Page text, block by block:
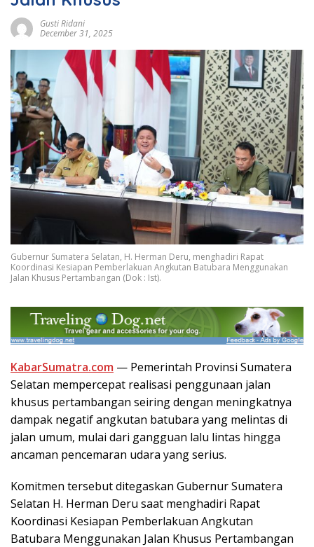
Gusti Ridani
December 31, 2025
Gubernur Sumatera Selatan, H. Herman Deru, menghadiri Rapat
Koordinasi Kesiapan Pemberlakuan Angkutan Batubara Menggunakan
Jalan Khusus Pertambangan (Dok : Ist).
KabarSumatra.com — Pemerintah Provinsi Sumatera
Selatan mempercepat realisasi penggunaan jalan
khusus pertambangan seiring dengan meningkatnya
dampak negatif angkutan batubara yang melintas di
jalan umum, mulai dari gangguan lalu lintas hingga
ancaman pencemaran udara yang serius.
Komitmen tersebut ditegaskan Gubernur Sumatera
Selatan H. Herman Deru saat menghadiri Rapat
Koordinasi Kesiapan Pemberlakuan Angkutan
Batubara Menggunakan Jalan Khusus Pertambangan